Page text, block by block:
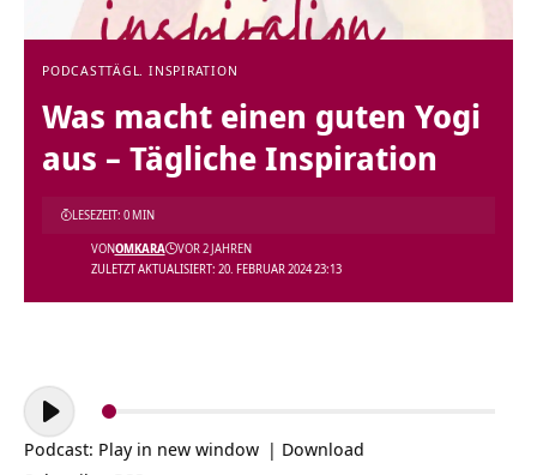
PODCASTTÄGL. INSPIRATION
Was macht einen guten Yogi
aus – Tägliche Inspiration
ZULETZT AKTUALISIERT: 20. FEBRUAR 2024 23:13
VONOMKARA VOR 2 JAHREN
LESEZEIT: 0 MIN
Audio-
Player
Podcast: Play in new window | Download